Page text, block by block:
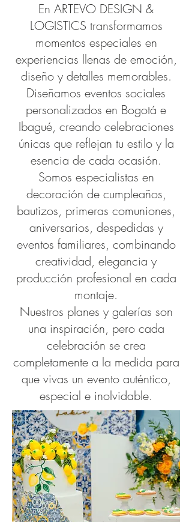
En ARTEVO DESIGN &
LOGISTICS transformamos
momentos especiales en
experiencias llenas de emoción,
diseño y detalles memorables.
Diseñamos eventos sociales
personalizados en Bogotá e
Ibagué, creando celebraciones
únicas que reflejan tu estilo y la
esencia de cada ocasión.
Somos especialistas en
decoración de cumpleaños,
bautizos, primeras comuniones,
aniversarios, despedidas y
eventos familiares, combinando
creatividad, elegancia y
producción profesional en cada
montaje.
Nuestros planes y galerías son
una inspiración, pero cada
celebración se crea
completamente a la medida para
que vivas un evento auténtico,
especial e inolvidable.